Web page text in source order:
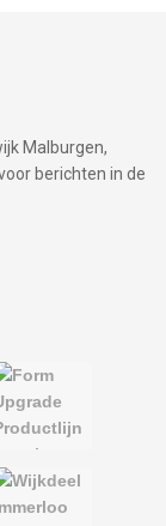
Malburgen,
berichten in de